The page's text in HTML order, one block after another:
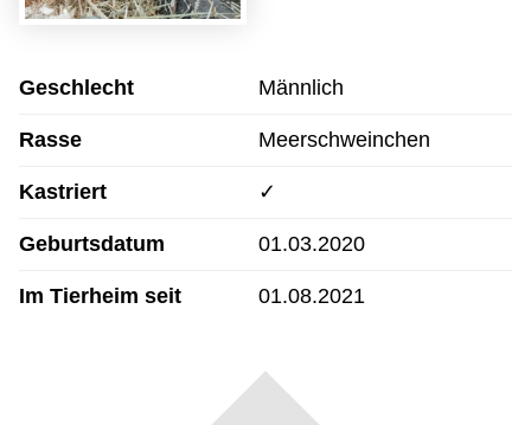
Geschlecht Männlich
Rasse Meerschweinchen
Kastriert ✓
Geburtsdatum 01.03.2020
Im Tierheim seit 01.08.2021